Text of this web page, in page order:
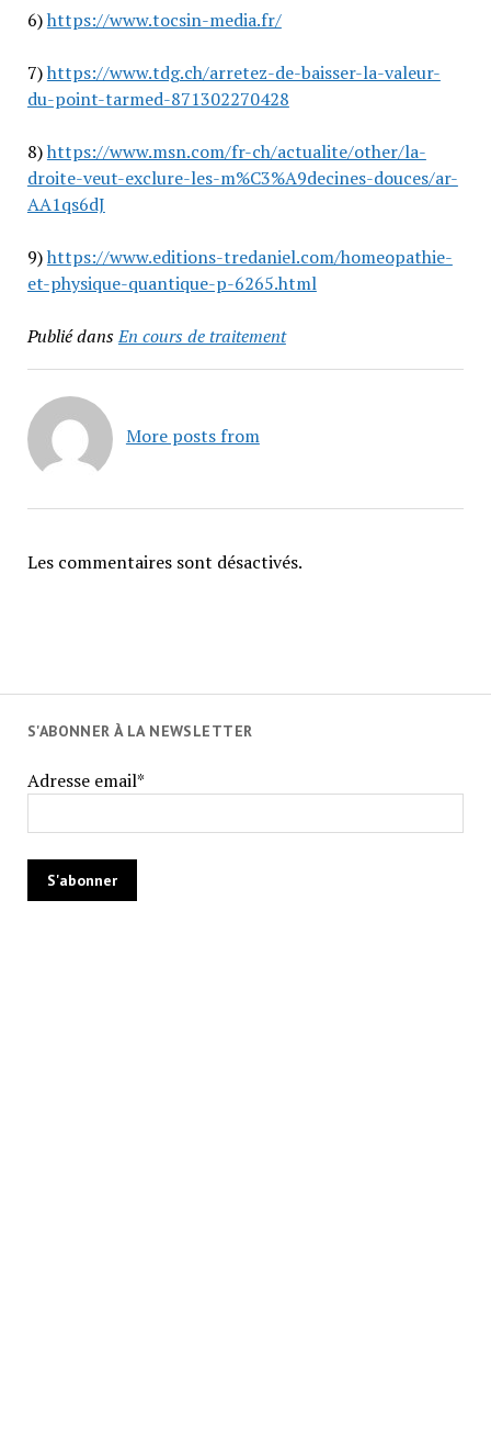
6)https://www.tocsin-media.fr/
7)https://www.tdg.ch/arretez-de-baisser-la-valeur-
du-point-tarmed-871302270428
8)https://www.msn.com/fr-ch/actualite/other/la-
droite-veut-exclure-les-m%C3%A9decines-douces/ar-
AA1qs6dJ
9)https://www.editions-tredaniel.com/homeopathie-
et-physique-quantique-p-6265.html
Publié dansEn cours de traitement
More posts from
Les commentaires sont désactivés.
S'ABONNER À LA NEWSLETTER
Adresse email*